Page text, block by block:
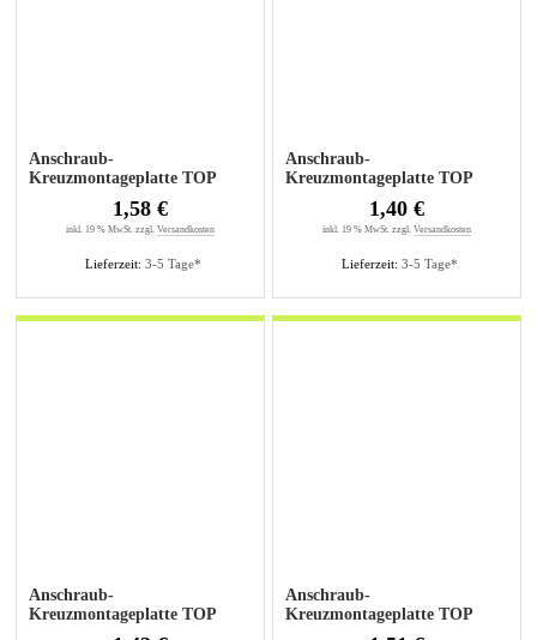
Anschraub-
Kreuzmontageplatte TOP
Lieferzeit: 3-5 Tage*
1,58 €
inkl. 19 % MwSt. zzgl. Versandkosten
Anschraub-
Kreuzmontageplatte TOP
Lieferzeit: 3-5 Tage*
1,40 €
inkl. 19 % MwSt. zzgl. Versandkosten
Anschraub-
Kreuzmontageplatte TOP
Anschraub-
Kreuzmontageplatte TOP